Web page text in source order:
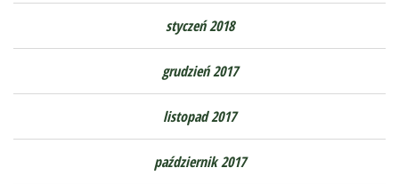
styczeń 2018
grudzień 2017
listopad 2017
październik 2017